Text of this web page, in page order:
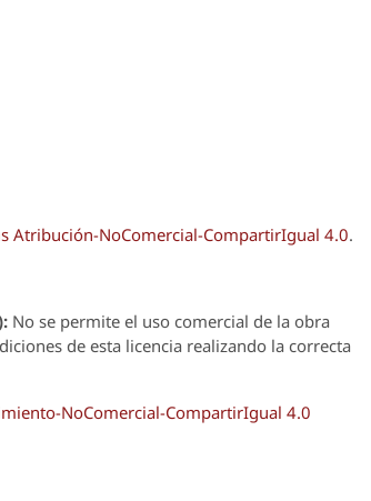
Atribución-NoComercial-CompartirIgual 4.0.
No se permite el uso comercial de la obra
de esta licencia realizando la correcta
NoComercial-CompartirIgual 4.0